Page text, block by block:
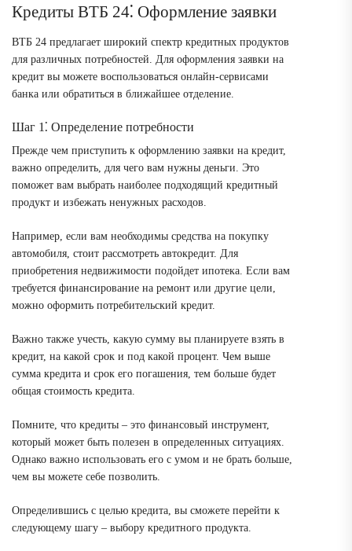
Кредиты ВТБ 24⁚ Оформление заявки
ВТБ 24 предлагает широкий спектр кредитных продуктов
для различных потребностей. Для оформления заявки на
кредит вы можете воспользоваться онлайн-сервисами
банка или обратиться в ближайшее отделение.
Шаг 1⁚ Определение потребности
Прежде чем приступить к оформлению заявки на кредит,
важно определить, для чего вам нужны деньги. Это
поможет вам выбрать наиболее подходящий кредитный
продукт и избежать ненужных расходов.
Например, если вам необходимы средства на покупку
автомобиля, стоит рассмотреть автокредит. Для
приобретения недвижимости подойдет ипотека. Если вам
требуется финансирование на ремонт или другие цели,
можно оформить потребительский кредит.
Важно также учесть, какую сумму вы планируете взять в
кредит, на какой срок и под какой процент. Чем выше
сумма кредита и срок его погашения, тем больше будет
общая стоимость кредита.
Помните, что кредиты – это финансовый инструмент,
который может быть полезен в определенных ситуациях.
Однако важно использовать его с умом и не брать больше,
чем вы можете себе позволить.
Определившись с целью кредита, вы сможете перейти к
следующему шагу – выбору кредитного продукта.